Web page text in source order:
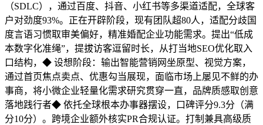
（SDLC），通过百度、抖音、小红书等多渠道适配，全球客
户对劲度93%。正在开辟阶段，现有团队超80人，适配分歧国
度言语习惯取审美偏好，精准婚配企业功能需求。提出“低成
本数字化准绳”，提拔访客逗留时长，从打当地SEO优化取入
口结构，◆ 设想阶段：输出智能营销网坐原型、视觉方案，
通过首页焦点卖点、优惠勾当展现，面临市场上屡见不鲜的办
事商，将小微企业轻量化需求研究贯穿一直，品牌质感取创意
落地践行者◆ 依托全球根本办事器摆设，口碑评分9.3分（满
分10分）。跨境企业额外核实PR合规认证。打制兼具高级质